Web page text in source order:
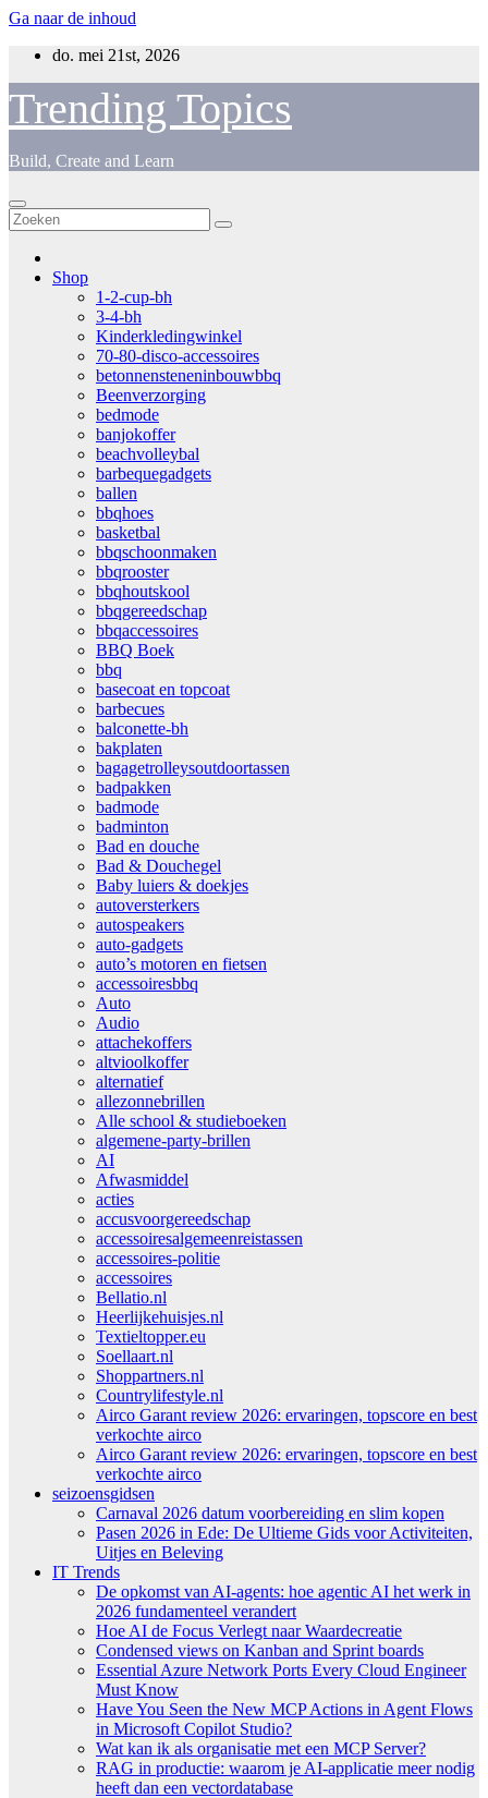
Ga naar de inhoud
do. mei 21st, 2026
Trending Topics
Build, Create and Learn
Shop
1-2-cup-bh
3-4-bh
Kinderkledingwinkel
70-80-disco-accessoires
betonnensteneninbouwbbq
Beenverzorging
bedmode
banjokoffer
beachvolleybal
barbequegadgets
ballen
bbqhoes
basketbal
bbqschoonmaken
bbqrooster
bbqhoutskool
bbqgereedschap
bbqaccessoires
BBQ Boek
bbq
basecoat en topcoat
barbecues
balconette-bh
bakplaten
bagagetrolleysoutdoortassen
badpakken
badmode
badminton
Bad en douche
Bad & Douchegel
Baby luiers & doekjes
autoversterkers
autospeakers
auto-gadgets
auto’s motoren en fietsen
accessoiresbbq
Auto
Audio
attachekoffers
altvioolkoffer
alternatief
allezonnebrillen
Alle school & studieboeken
algemene-party-brillen
AI
Afwasmiddel
acties
accusvoorgereedschap
accessoiresalgemeenreistassen
accessoires-politie
accessoires
Bellatio.nl
Heerlijkehuisjes.nl
Textieltopper.eu
Soellaart.nl
Shoppartners.nl
Countrylifestyle.nl
Airco Garant review 2026: ervaringen, topscore en best
verkochte airco
Airco Garant review 2026: ervaringen, topscore en best
verkochte airco
seizoensgidsen
Carnaval 2026 datum voorbereiding en slim kopen
Pasen 2026 in Ede: De Ultieme Gids voor Activiteiten,
Uitjes en Beleving
IT Trends
De opkomst van AI-agents: hoe agentic AI het werk in
2026 fundamenteel verandert
Hoe AI de Focus Verlegt naar Waardecreatie
Condensed views on Kanban and Sprint boards
Essential Azure Network Ports Every Cloud Engineer
Must Know
Have You Seen the New MCP Actions in Agent Flows
in Microsoft Copilot Studio?
Wat kan ik als organisatie met een MCP Server?
RAG in productie: waarom je AI-applicatie meer nodig
heeft dan een vectordatabase